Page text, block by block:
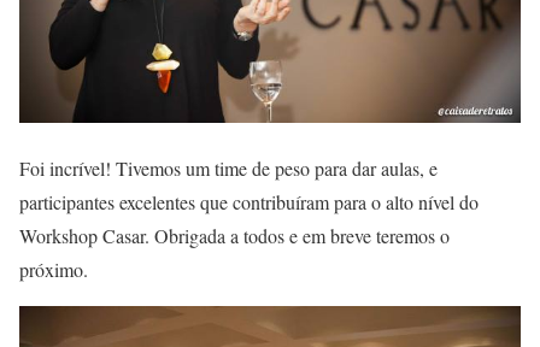
Foi incrível! Tivemos um time de peso para dar aulas, e
participantes excelentes que contribuíram para o alto nível do
Workshop Casar. Obrigada a todos e em breve teremos o
próximo.